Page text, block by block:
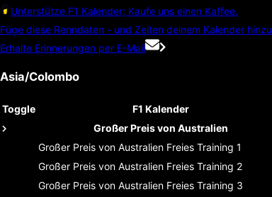
Unterstütze F1 Kalender; Kaufe uns einen Kaffee.
Füge diese Renndaten - und Zeiten deinem Kalender hinzu
Erhalte Erinnerungen per E-Mail
Asia/Colombo
Toggle F1 Kalender
Großer Preis von Australien
Großer Preis von Australien Freies Training 1
Großer Preis von Australien Freies Training 2
Großer Preis von Australien Freies Training 3